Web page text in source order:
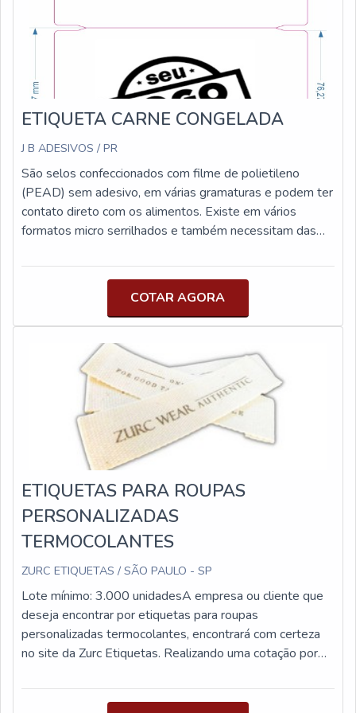
ciclo de entrega com excelência para toda a carteira de
ETIQUETA CARNE CONGELADA
J B ADESIVOS / PR
São selos confeccionados com filme de polietileno
(PEAD) sem adesivo, em várias gramaturas e podem ter
contato direto com os alimentos. Existe em vários
formatos micro serrilhados e também necessitam das
impressão de dados variados dos produtos.
COTAR AGORA
ETIQUETAS PARA ROUPAS
PERSONALIZADAS
TERMOCOLANTES
ZURC ETIQUETAS / SÃO PAULO - SP
Lote mínimo: 3.000 unidadesA empresa ou cliente que
deseja encontrar por etiquetas para roupas
personalizadas termocolantes, encontrará com certeza
no site da Zurc Etiquetas. Realizando uma cotação por
de atuação.MAIS DE ETIQUETAS PARA ROUPAS